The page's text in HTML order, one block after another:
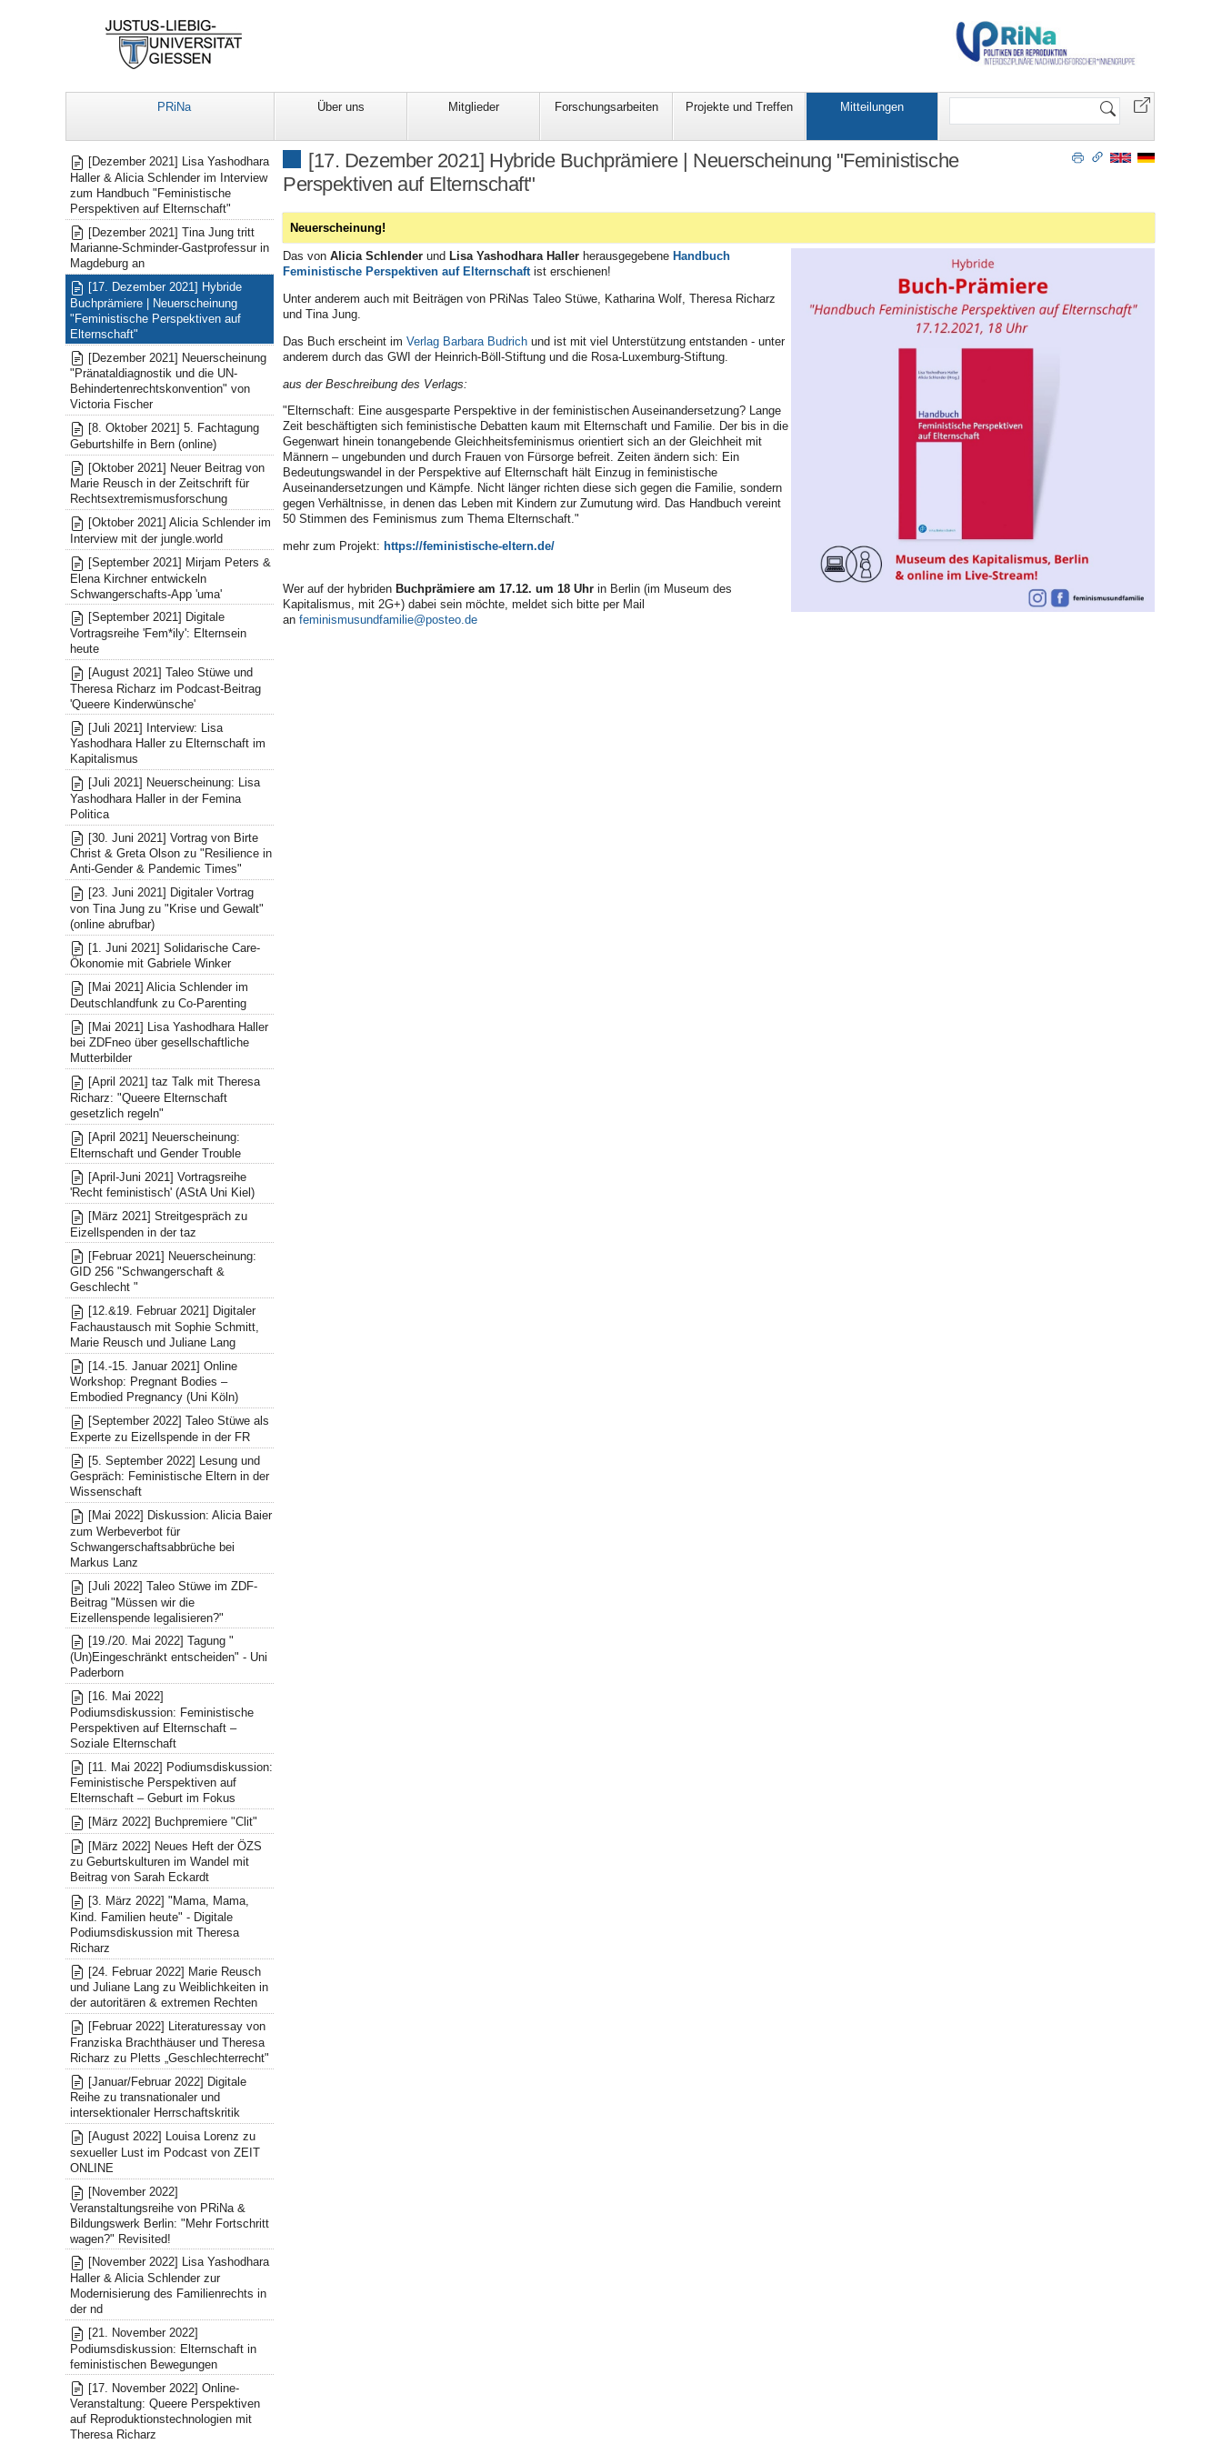
PRiNa Über uns Mitglieder Forschungsarbeiten Projekte und Treffen Mitteilungen
Website
[17. Dezember 2021] Hybride Buchprämiere | Neuerscheinung "Feministische
Perspektiven auf Elternschaft"
Neuerscheinung!
Das von Alicia Schlender und Lisa Yashodhara Haller herausgegebene Handbuch
Feministische Perspektiven auf Elternschaftist erschienen!
Unter anderem auch mit Beiträgen von PRiNas Taleo Stüwe, Katharina Wolf, Theresa Richarz
und Tina Jung.
Das Buch erscheint im Verlag Barbara Budrich und ist mit viel Unterstützung entstanden - unter
anderem durch das GWI der Heinrich-Böll-Stiftung und die Rosa-Luxemburg-Stiftung.
aus der Beschreibung des Verlags:
" Elternschaft: Eine ausgesparte Perspektive in der feministischen Auseinandersetzung? Lange
Zeit beschäftigten sich feministische Debatten kaum mit Elternschaft und Familie. Der bis in die
Gegenwart hinein tonangebende Gleichheitsfeminismus orientiert sich an der Gleichheit mit
Männern – ungebunden und durch Frauen von Fürsorge befreit. Zeiten ändern sich: Ein
Bedeutungswandel in der Perspektive auf Elternschaft hält Einzug in feministische
Auseinandersetzungen und Kämpfe. Nicht länger richten diese sich gegen die Familie, sondern
gegen Verhältnisse, in denen das Leben mit Kindern zur Zumutung wird. Das Handbuch vereint
50 Stimmen des Feminismus zum Thema Elternschaft."
mehr zum Projekt: https://feministische-eltern.de/
Wer auf der hybriden Buchprämiere am 17.12. um 18 Uhr in Berlin (im Museum des
Kapitalismus, mit 2G+) dabei sein möchte, meldet sich bitte per Mail
an feminismusundfamilie
Mitteilungen
[Dezember 2021] Lisa Yashodhara
Haller & Alicia Schlender im Interview
zum Handbuch "Feministische
Perspektiven auf Elternschaft"
[Dezember 2021] Tina Jung tritt
Marianne-Schminder-Gastprofessur in
Magdeburg an
[17. Dezember 2021] Hybride
Buchprämiere | Neuerscheinung
"Feministische Perspektiven auf
Elternschaft"
[Dezember 2021] Neuerscheinung
"Pränataldiagnostik und die UN-
Behindertenrechtskonvention" von
Victoria Fischer
[8. Oktober 2021] 5. Fachtagung
Geburtshilfe in Bern (online)
[Oktober 2021] Neuer Beitrag von
Marie Reusch in der Zeitschrift für
Rechtsextremismusforschung
[Oktober 2021] Alicia Schlender im
Interview mit der jungle.world
[September 2021] Mirjam Peters &
Elena Kirchner entwickeln
Schwangerschafts-App 'uma'
[September 2021] Digitale
Vortragsreihe 'Fem*ily': Elternsein
heute
[August 2021] Taleo Stüwe und
Theresa Richarz im Podcast-Beitrag
'Queere Kinderwünsche'
[Juli 2021] Interview: Lisa
Yashodhara Haller zu Elternschaft im
Kapitalismus
[Juli 2021] Neuerscheinung: Lisa
Yashodhara Haller in der Femina
Politica
[30. Juni 2021] Vortrag von Birte
Christ & Greta Olson zu "Resilience in
Anti-Gender & Pandemic Times"
[23. Juni 2021] Digitaler Vortrag
von Tina Jung zu "Krise und Gewalt"
(online abrufbar)
[1. Juni 2021] Solidarische Care-
Ökonomie mit Gabriele Winker
[Mai 2021] Alicia Schlender im
Deutschlandfunk zu Co-Parenting
[Mai 2021] Lisa Yashodhara Haller
bei ZDFneo über gesellschaftliche
Mutterbilder
[April 2021] taz Talk mit Theresa
Richarz: "Queere Elternschaft
gesetzlich regeln"
[April 2021] Neuerscheinung:
Elternschaft und Gender Trouble
[April-Juni 2021] Vortragsreihe
'Recht feministisch' (AStA Uni Kiel)
[März 2021] Streitgespräch zu
Eizellspenden in der taz
[Februar 2021] Neuerscheinung:
GID 256 "Schwangerschaft &
Geschlecht "
[12.&19. Februar 2021] Digitaler
Fachaustausch mit Sophie Schmitt,
Marie Reusch und Juliane Lang
[14.-15. Januar 2021] Online
Workshop: Pregnant Bodies –
Embodied Pregnancy (Uni Köln)
[September 2022] Taleo Stüwe als
Experte zu Eizellspende in der FR
[5. September 2022] Lesung und
Gespräch: Feministische Eltern in der
Wissenschaft
[Mai 2022] Diskussion: Alicia Baier
zum Werbeverbot für
Schwangerschaftsabbrüche bei
Markus Lanz
[Juli 2022] Taleo Stüwe im ZDF-
Beitrag "Müssen wir die
Eizellenspende legalisieren?"
[19./20. Mai 2022] Tagung "
(Un)Eingeschränkt entscheiden" - Uni
Paderborn
[16. Mai 2022]
Podiumsdiskussion: Feministische
Perspektiven auf Elternschaft –
Soziale Elternschaft
[11. Mai 2022] Podiumsdiskussion:
Feministische Perspektiven auf
Elternschaft – Geburt im Fokus
[März 2022] Buchpremiere "Clit"
[März 2022] Neues Heft der ÖZS
zu Geburtskulturen im Wandel mit
Beitrag von Sarah Eckardt
[3. März 2022] "Mama, Mama,
Kind. Familien heute" - Digitale
Podiumsdiskussion mit Theresa
Richarz
[24. Februar 2022] Marie Reusch
und Juliane Lang zu Weiblichkeiten in
der autoritären & extremen Rechten
[Februar 2022] Literaturessay von
Franziska Brachthäuser und Theresa
Richarz zu Pletts „Geschlechterrecht"
[Januar/Februar 2022] Digitale
Reihe zu transnationaler und
intersektionaler Herrschaftskritik
[August 2022] Louisa Lorenz zu
sexueller Lust im Podcast von ZEIT
ONLINE
[November 2022]
Veranstaltungsreihe von PRiNa &
Bildungswerk Berlin: "Mehr Fortschritt
wagen?" Revisited!
[November 2022] Lisa Yashodhara
Haller & Alicia Schlender zur
Modernisierung des Familienrechts in
der nd
[21. November 2022]
Podiumsdiskussion: Elternschaft in
feministischen Bewegungen
[17. November 2022] Online-
Veranstaltung: Queere Perspektiven
auf Reproduktionstechnologien mit
Theresa Richarz